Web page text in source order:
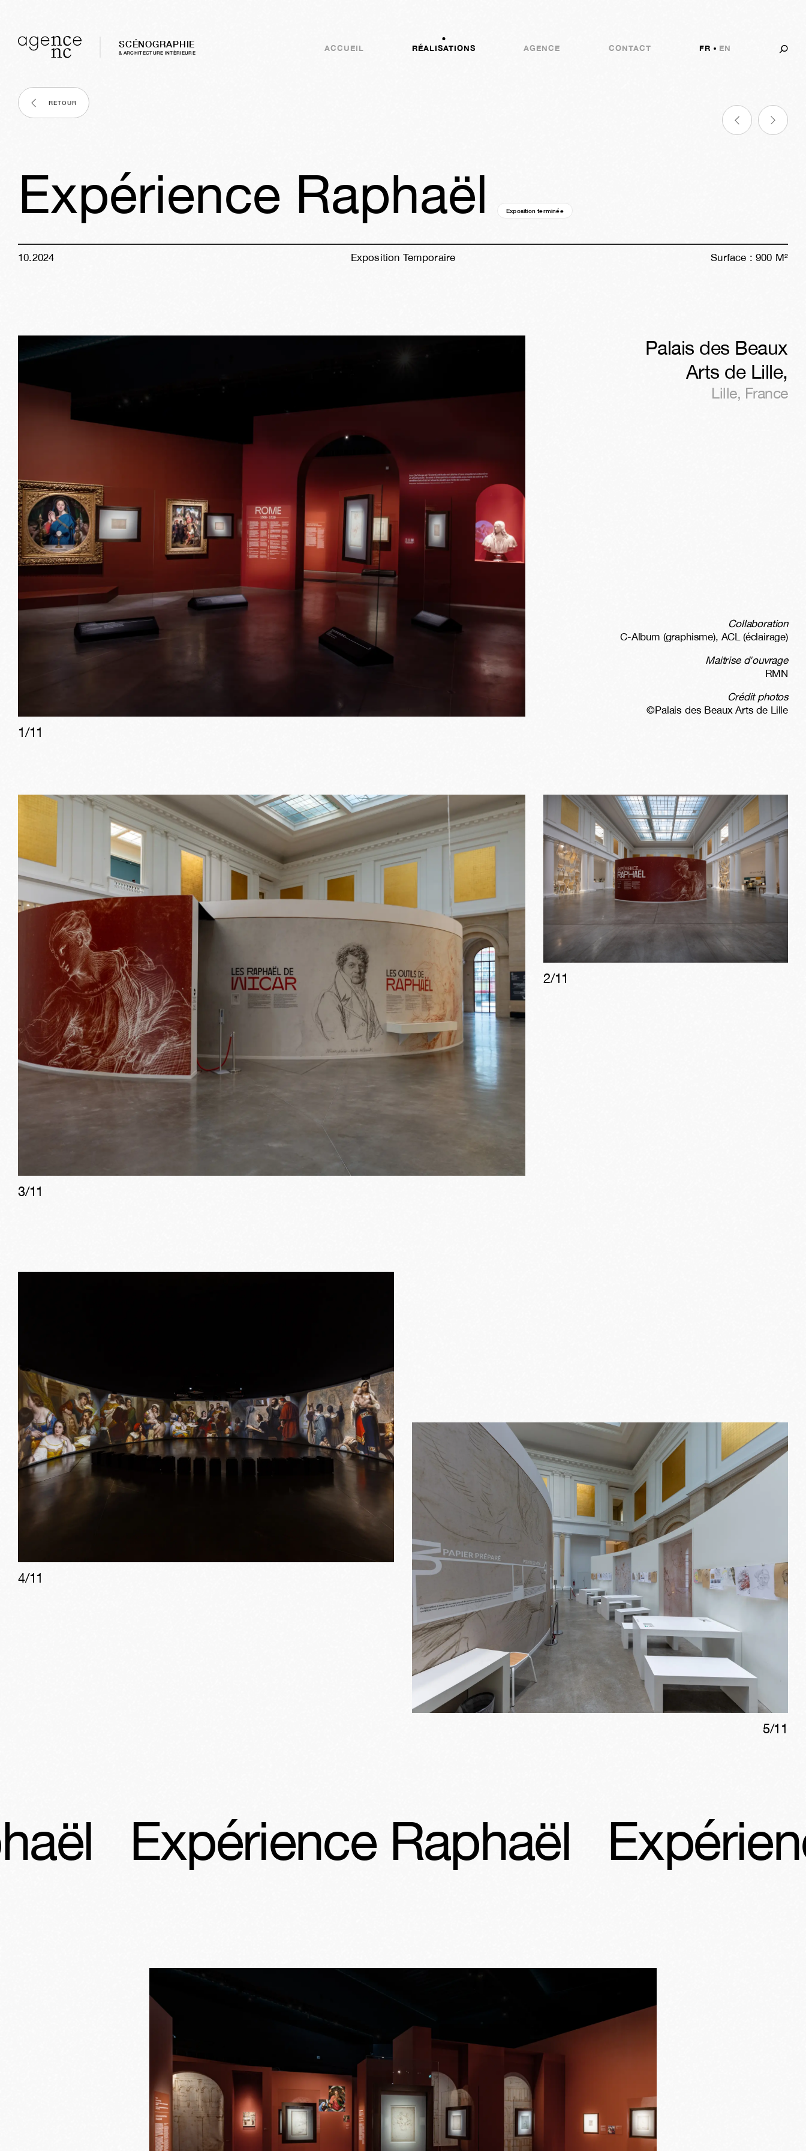
SCÉNOGRAPHIE
& ARCHITECTURE INTÈRIEURE ACCUEIL RÉALISATIONS AGENCE CONTACT FR EN
RETOUR
Expérience Raphaël Exposition terminée
10.2024 Exposition Temporaire Surface : 900 M²
1/11
Palais des Beaux
Arts de Lille,
Lille, France
Collaboration
C-Album (graphisme), ACL (éclairage)
Maitrise d'ouvrage
RMN
Crédit photos
©Palais des Beaux Arts de Lille
3/11
2/11
4/11
5/11
Raphaël Expérience